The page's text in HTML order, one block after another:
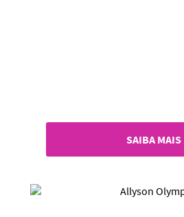
SAIBA MAIS